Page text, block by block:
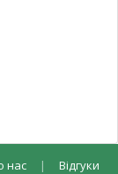
нас | Відгуки